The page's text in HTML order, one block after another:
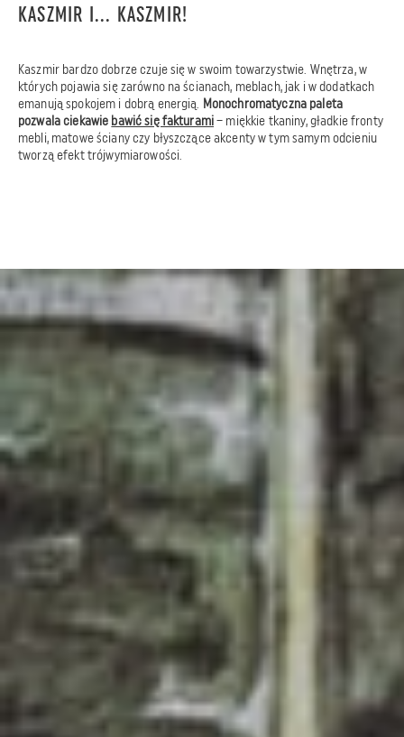
KASZMIR I... KASZMIR!
Kaszmir bardzo dobrze czuje się w swoim towarzystwie. Wnętrza, w
których pojawia się zarówno na ścianach, meblach, jak i w dodatkach
emanują spokojem i dobrą energią.
Monochromatyczna paleta
pozwala ciekawie bawić się fakturami– miękkie tkaniny, gładkie fronty
mebli, matowe ściany czy błyszczące akcenty w tym samym odcieniu
tworzą efekt trójwymiarowości.